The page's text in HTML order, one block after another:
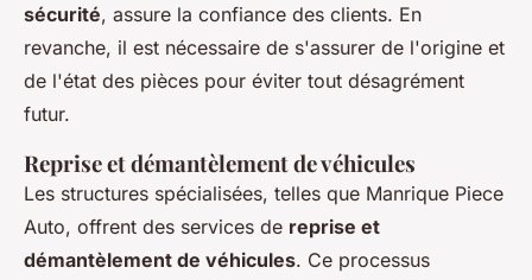
sécurité, assure la confiance des clients. En
revanche, il est nécessaire de s'assurer de l'origine et
de l'état des pièces pour éviter tout désagrément
futur.
Reprise et démantèlement de véhicules
Les structures spécialisées, telles que Manrique Piece
Auto, offrent des services de reprise et
démantèlement de véhicules. Ce processus